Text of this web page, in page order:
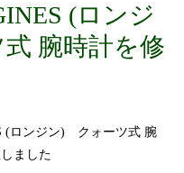
(ロンジ
腕時計を修
(ロンジン) クォーツ式 腕
ました